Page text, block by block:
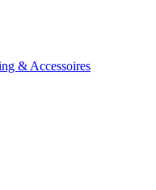
& Accessoires